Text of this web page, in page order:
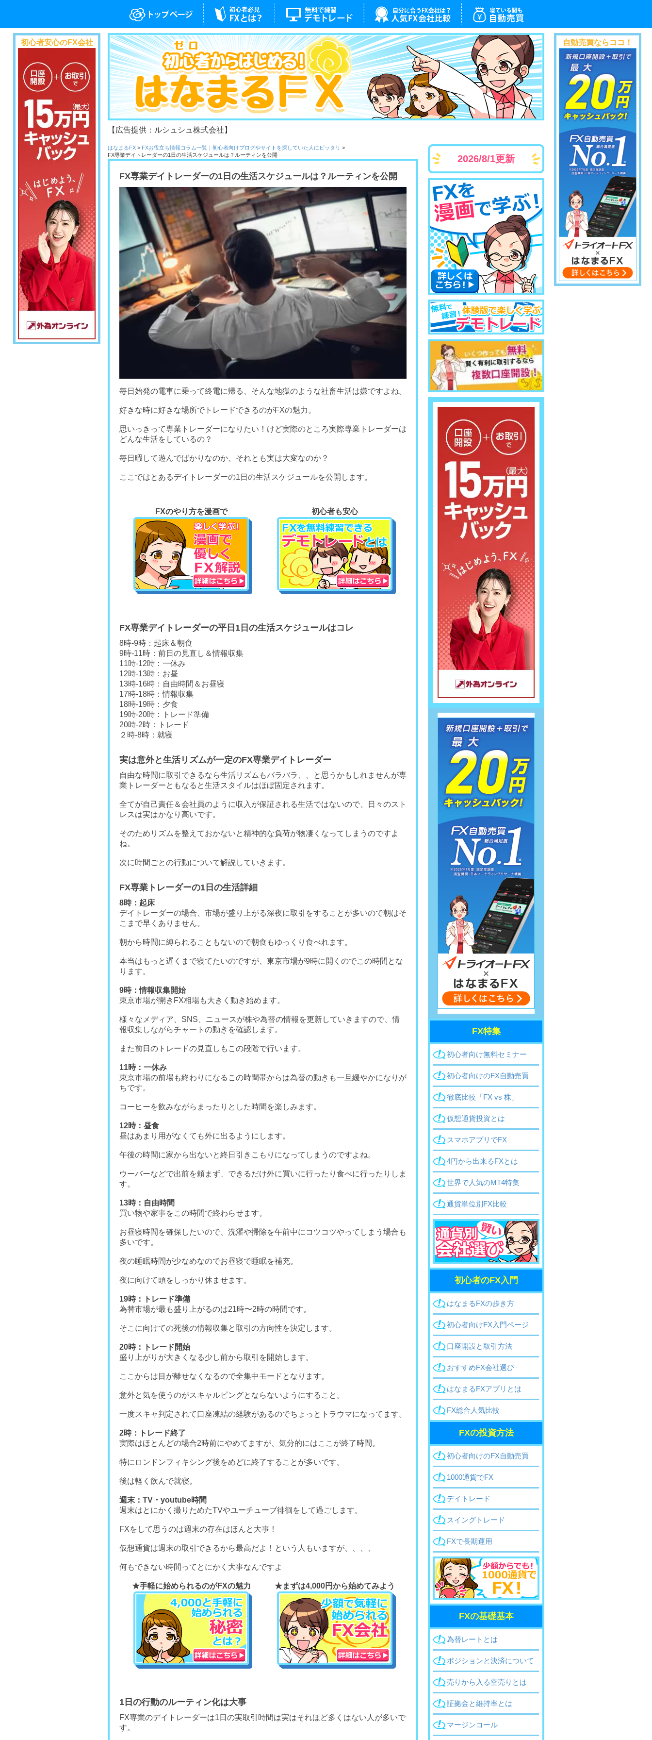
初心者安心のFX会社 自動売買ならココ！
【広告提供：ルシュシュ株式会社】
はなまるFX > FXお役立ち情報コラム一覧｜初心者向けブログやサイトを探していた人にピッタリ >
FX専業デイトレーダーの1日の生活スケジュールは？ルーティンを公開
FX専業デイトレーダーの1日の生活スケジュールは？ルーティンを公開
毎日始発の電車に乗って終電に帰る、そんな地獄のような社畜生活は嫌ですよね。
好きな時に好きな場所でトレードできるのがFXの魅力。
思いっきって専業トレーダーになりたい！けど実際のところ実際専業トレーダーは
どんな生活をしているの？
毎日暇して遊んでばかりなのか、それとも実は大変なのか？
ここではとあるデイトレーダーの1日の生活スケジュールを公開します。
FXのやり方を漫画で 初心者も安心
FX専業デイトレーダーの平日1日の生活スケジュールはコレ
8時-9時：起床＆朝食
9時-11時：前日の見直し＆情報収集
11時-12時：一休み
12時-13時：お昼
13時-16時：自由時間＆お昼寝
17時-18時：情報収集
18時-19時：夕食
19時-20時：トレード準備
20時-2時：トレード
２時-8時：就寝
実は意外と生活リズムが一定のFX専業デイトレーダー
自由な時間に取引できるなら生活リズムもバラバラ、、と思うかもしれませんが専
業トレーダーともなると生活スタイルはほぼ固定されます。
全てが自己責任＆会社員のように収入が保証される生活ではないので、日々のスト
レスは実はかなり高いです。
そのためリズムを整えておかないと精神的な負荷が物凄くなってしまうのですよ
ね。
次に時間ごとの行動について解説していきます。
FX専業トレーダーの1日の生活詳細
8時：起床
デイトレーダーの場合、市場が盛り上がる深夜に取引をすることが多いので朝はそ
こまで早くありません。
朝から時間に縛られることもないので朝食もゆっくり食べれます。
本当はもっと遅くまで寝てたいのですが、東京市場が9時に開くのでこの時間とな
ります。
9時：情報収集開始
東京市場が開きFX相場も大きく動き始めます。
様々なメディア、SNS、ニュースが株や為替の情報を更新していきますので、情
報収集しながらチャートの動きを確認します。
また前日のトレードの見直しもこの段階で行います。
11時：一休み
東京市場の前場も終わりになるこの時間帯からは為替の動きも一旦緩やかになりが
ちです。
コーヒーを飲みながらまったりとした時間を楽しみます。
12時：昼食
昼はあまり用がなくても外に出るようにします。
午後の時間に家から出ないと終日引きこもりになってしまうのですよね。
ウーバーなどで出前を頼まず、できるだけ外に買いに行ったり食べに行ったりしま
す。
13時：自由時間
買い物や家事をこの時間で終わらせます。
お昼寝時間を確保したいので、洗濯や掃除を午前中にコツコツやってしまう場合も
多いです。
夜の睡眠時間が少なめなのでお昼寝で睡眠を補充。
夜に向けて頭をしっかり休ませます。
19時：トレード準備
為替市場が最も盛り上がるのは21時〜2時の時間です。
そこに向けての死後の情報収集と取引の方向性を決定します。
20時：トレード開始
盛り上がりが大きくなる少し前から取引を開始します。
ここからは目が離せなくなるので全集中モードとなります。
意外と気を使うのがスキャルピングとならないようにすること。
一度スキャ判定されて口座凍結の経験があるのでちょっとトラウマになってます。
2時：トレード終了
実際はほとんどの場合2時前にやめてますが、気分的にはここが終了時間。
特にロンドンフィキシング後をめどに終了することが多いです。
後は軽く飲んで就寝。
週末：TV・youtube時間
週末はとにかく撮りためたTVやユーチューブ徘徊をして過ごします。
FXをして思うのは週末の存在はほんと大事！
仮想通貨は週末の取引できるから最高だよ！という人もいますが、、、、
何もできない時間ってとにかく大事なんですよ
★手軽に始められるのがFXの魅力 ★まずは4,000円から始めてみよう
1日の行動のルーティン化は大事
FX専業のデイトレーダーは1日の実取引時間は実はそれほど多くはない人が多いで
す。
2026/8/1更新
FX特集
初心者向け無料セミナー
初心者向けのFX自動売買
徹底比較「FX vs 株」
仮想通貨投資とは
スマホアプリでFX
4円から出来るFXとは
世界で人気のMT4特集
通貨単位別FX比較
初心者のFX入門
はなまるFXの歩き方
初心者向けFX入門ページ
口座開設と取引方法
おすすめFX会社選び
はなまるFXアプリとは
FX総合人気比較
FXの投資方法
初心者向けのFX自動売買
1000通貨でFX
デイトレード
スイングトレード
FXで長期運用
FXの基礎基本
為替レートとは
ポジションと決済について
売りから入る空売り とは
証拠金と維持率とは
マージンコール